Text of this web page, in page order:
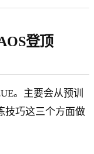
登顶
。主要会从预训
技巧这三个方面做